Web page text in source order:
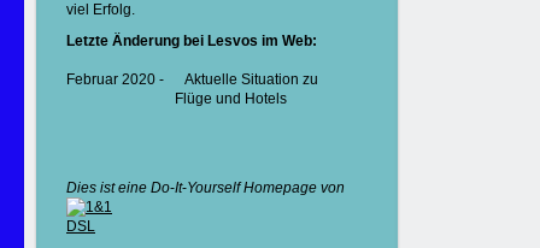
viel Erfolg.
Letzte Änderung bei Lesvos im Web:
Februar 2020 - Aktuelle Situation zu
Flüge und Hotels
Dies ist eine Do-It-Yourself Homepage von